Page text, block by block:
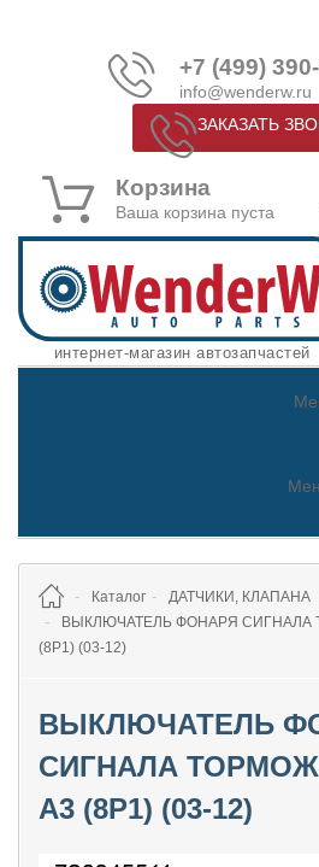
+7 (499)
info@wenderw.ru
ЗАКАЗАТЬ
Корзина
Ваша корзина пуста
интернет-магазин автозапчастей
Каталог
ДАТЧИКИ, КЛАПАНА
ВЫКЛЮЧАТЕЛЬ ФОНАРЯ СИГНАЛА
(8P1) (03-12)
ВЫКЛЮЧАТЕЛЬ
СИГНАЛА
A3 (8P1) (03-12)